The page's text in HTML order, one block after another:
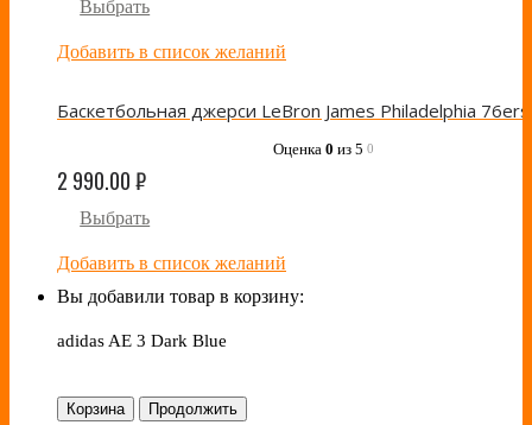
Выбрать
Добавить в список желаний
Оценка 0 из 5 0
2 990.00₽
Выбрать
Добавить в список желаний
Вы добавили товар в корзину:
adidas AE 3 Dark Blue
Корзина Продолжить